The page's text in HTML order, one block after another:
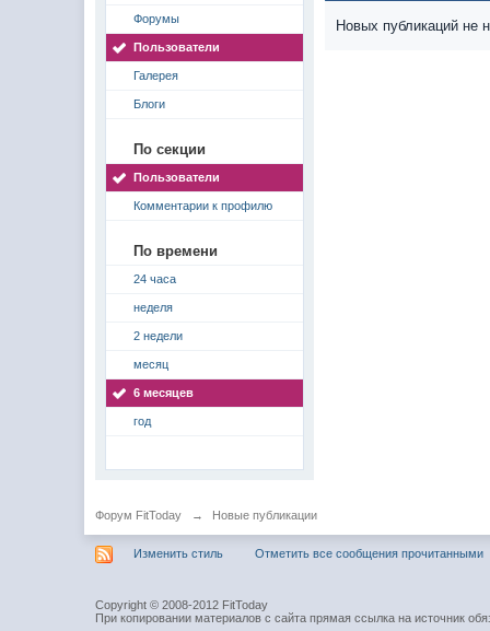
Форумы
Пользователи
Галерея
Блоги
По секции
Пользователи
Комментарии к профилю
По времени
24 часа
неделя
2 недели
месяц
6 месяцев
год
Новых публикаций не
Форум FitToday → Новые публикации
Изменить стиль Отметить все сообщения прочитанными
Copyright © 2008-2012 FitToday
При копировании материалов с сайта прямая ссылка на источник